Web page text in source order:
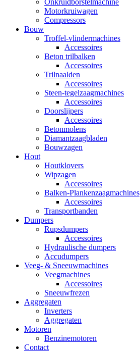
Motorkruiwagen
Compressors
Bouw
Troffel-vlindermachines
Accessoires
Beton trilbalken
Accessoires
Trilnaalden
Accessoires
Steen-tegelzaagmachines
Accessoires
Doorslijpers
Accessoires
Betonmolens
Diamantzaagbladen
Bouwzagen
Hout
Houtklovers
Wipzagen
Accessoires
Balken-Plankenzaagmachines
Accessoires
Transportbanden
Dumpers
Rupsdumpers
Accessoires
Hydraulische dumpers
Accudumpers
Veeg- & Sneeuwmachines
Veegmachines
Accessoires
Sneeuwfrezen
Aggregaten
Inverters
Aggregaten
Motoren
Benzinemotoren
Contact